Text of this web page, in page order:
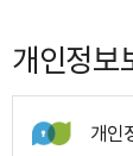
개인정보
개인